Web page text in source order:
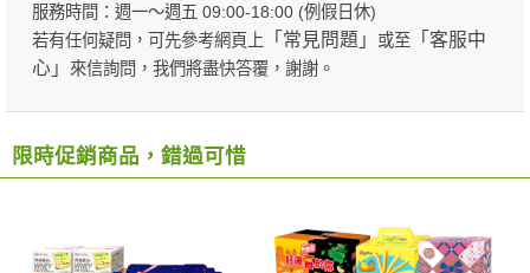
服務時間：週一～週五 09:00-18:00 (例假日休)
若有任何疑問，可先參考網頁上 「常見問題」 或至「客服中
心」
來信詢問，我們將盡快答覆，謝謝。
限時促銷商品，錯過可惜